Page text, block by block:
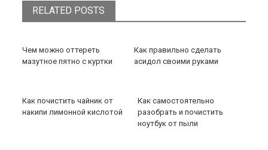
RELATED POSTS
Чем можно оттереть
мазутное пятно с куртки
Как правильно сделать
асидол своими руками
Как почистить чайник от
накипи лимонной кислотой
Как самостоятельно
разобрать и почистить
ноутбук от пыли